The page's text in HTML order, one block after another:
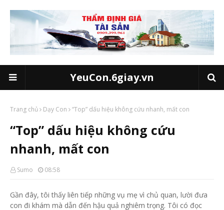
YeuCon.6giay.vn
Trang chủ Dạy Con “Top” dấu hiệu không cứu nhanh, mất con
“Top” dấu hiệu không cứu
nhanh, mất con
Sumo 08:58
Gần đây, tôi thấy liên tiếp những vụ mẹ vì chủ quan, lười đưa
con đi khám mà dẫn đến hậu quả nghiêm trọng. Tôi có đọc